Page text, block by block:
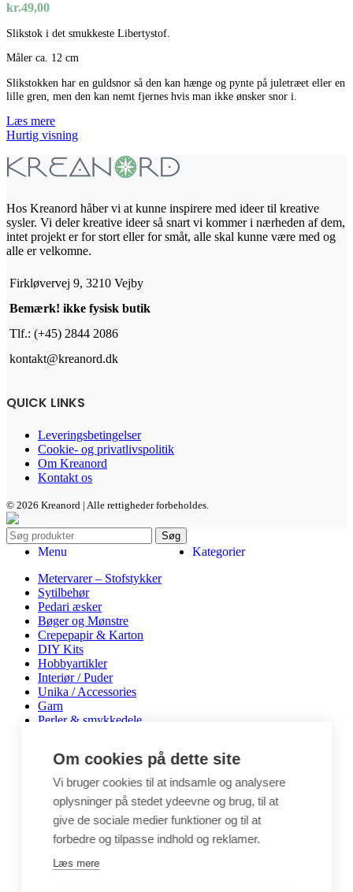
kr.49,00
Slikstok i det smukkeste Libertystof.
Måler ca. 12 cm
Slikstokken har en guldsnor så den kan hænge og pynte på juletræet eller en
lille gren, men den kan nemt fjernes hvis man ikke ønsker snor i.
Læs mere
Hurtig visning
Hos Kreanord håber vi at kunne inspirere med ideer til kreative
sysler. Vi deler kreative ideer så snart vi kommer i nærheden af dem,
intet projekt er for stort eller for småt, alle skal kunne være med og
alle er velkomne.
Firkløvervej 9, 3210 Vejby
Bemærk! ikke fysisk butik
Tlf.: (+45) 2844 2086
kontakt@kreanord.dk
QUICK LINKS
Leveringsbetingelser
Cookie- og privatlivspolitik
Om Kreanord
Kontakt os
© 2026 Kreanord | Alle rettigheder forbeholdes.
Søg
Menu
Kategorier
Metervarer – Stofstykker
Sytilbehør
Pedari æsker
Bøger og Mønstre
Crepepapir & Karton
DIY Kits
Hobbyartikler
Interiør / Puder
Unika / Accessories
Garn
Perler & smykkedele
Byggesæt
Leg
Shop
Metervarer
Stofstykker
Puder
Unika
Crepepapir
Om cookies på dette site
Vi bruger cookies til at indsamle og analysere
oplysninger på stedet ydeevne og brug, til at
give de sociale medier funktioner og til at
forbedre og tilpasse indhold og reklamer.
Læs mere